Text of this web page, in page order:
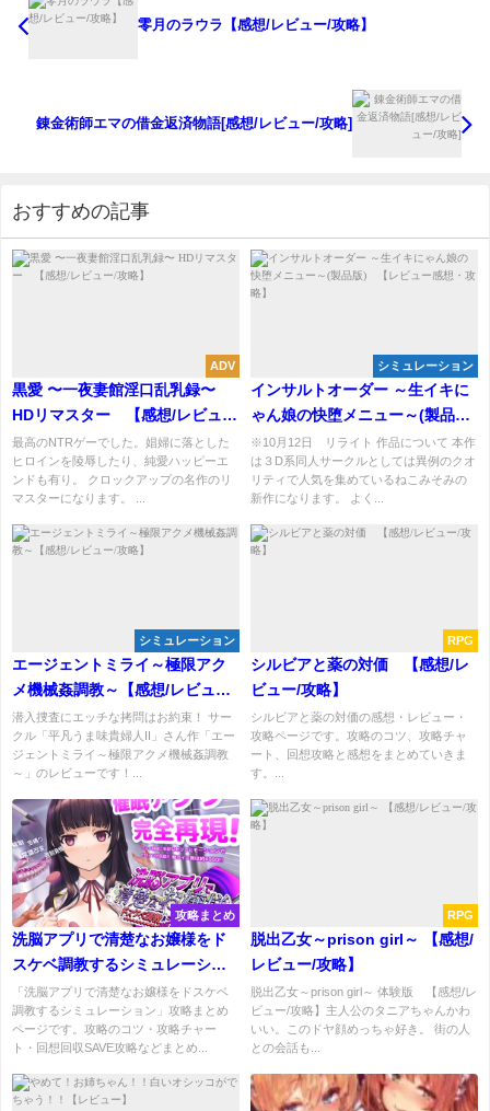
零月のラウラ【感想/レビュー/攻略】
錬金術師エマの借金返済物語[感想/レビュー/攻略]
おすすめの記事
ADV
黒愛 〜一夜妻館淫口乱乳録〜
HDリマスター 【感想/レビュ
ー/攻略】
最高のNTRゲーでした。娼婦に落とした
ヒロインを陵辱したり、純愛ハッピーエ
ンドも有り。 クロックアップの名作のリ
マスターになります。 ...
シミュレーション
インサルトオーダー ～生イキに
ゃん娘の快堕メニュー～(製品
版) 【レビュー感想・攻略】
※10月12日 リライト 作品について 本作
は３D系同人サークルとしては異例のクオ
リティで人気を集めているねこみそみの
新作になります。 よく...
シミュレーション
エージェントミライ～極限アク
メ機械姦調教～【感想/レビュー/
攻略】
潜入捜査にエッチな拷問はお約束！ サー
クル「平凡うま味貴婦人II」さん作「エー
ジェントミライ～極限アクメ機械姦調教
～」のレビューです！...
RPG
シルビアと薬の対価 【感想/レ
ビュー/攻略】
シルビアと薬の対価の感想・レビュー・
攻略ページです。攻略のコツ、攻略チャ
ート、回想攻略と感想をまとめていきま
す。...
攻略まとめ
洗脳アプリで清楚なお嬢様をド
スケベ調教するシミュレーショ
ン 攻略まとめ
「洗脳アプリで清楚なお嬢様をドスケベ
調教するシミュレーション」攻略まとめ
ページです。攻略のコツ・攻略チャー
ト・回想回収SAVE攻略などまとめ...
RPG
脱出乙女～prison girl～ 【感想/
レビュー/攻略】
脱出乙女～prison girl～ 体験版 【感想/レ
ビュー/攻略】主人公のタニアちゃんかわ
いい。このドヤ顔めっちゃ好き。 街の人
との会話も...